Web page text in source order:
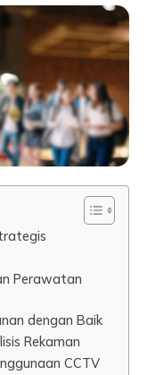
Perawatan
dengan Baik
Rekaman
CCTV